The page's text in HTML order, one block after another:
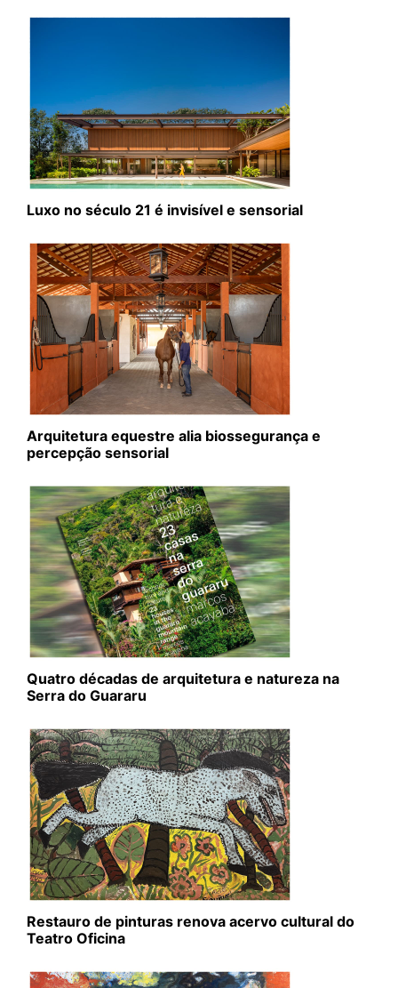
Luxo no século 21 é invisível e sensorial
Arquitetura equestre alia biossegurança e
percepção sensorial
Quatro décadas de arquitetura e natureza na
Serra do Guararu
Restauro de pinturas renova acervo cultural do
Teatro Oficina